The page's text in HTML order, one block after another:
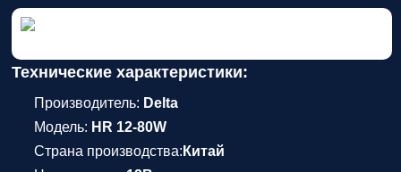
Технические характеристики:
Производитель: Delta
Модель: HR 12-80W
Страна производства: Китай